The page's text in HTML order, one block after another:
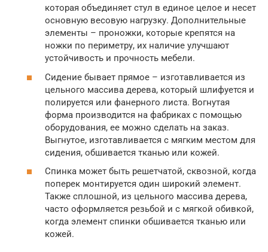
которая объединяет стул в единое целое и несет
основную весовую нагрузку. Дополнительные
элементы – проножки, которые крепятся на
ножки по периметру, их наличие улучшают
устойчивость и прочность мебели.
Сидение бывает прямое – изготавливается из
цельного массива дерева, который шлифуется и
полируется или фанерного листа. Вогнутая
форма производится на фабриках с помощью
оборудования, ее можно сделать на заказ.
Выгнутое, изготавливается с мягким местом для
сидения, обшивается тканью или кожей.
Спинка может быть решетчатой, сквозной, когда
поперек монтируется один широкий элемент.
Также сплошной, из цельного массива дерева,
часто оформляется резьбой и с мягкой обивкой,
когда элемент спинки обшивается тканью или
кожей.